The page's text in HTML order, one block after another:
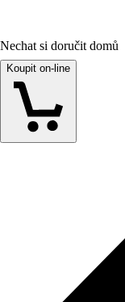
Nechat si doručit domů
Koupit on-line